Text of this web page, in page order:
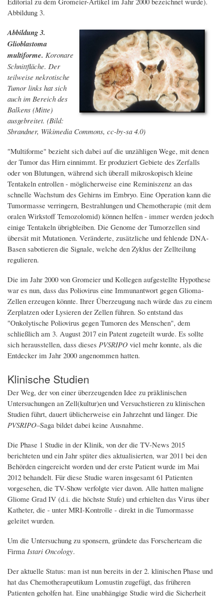
Abbildung 3.
Abbildung 3.
Glioblastoma
multiforme. Koronare
Schnittfläche. Der
teilweise nekrotische
Tumor links hat sich
auch im Bereich des
Balkens (Mitte)
ausgebreitet. (Bild:
Sbrandner, Wikimedia Commons, cc-by-sa 4.0)
"Multiforme" bezieht sich dabei auf die unzähligen Wege, mit denen
der Tumor das Hirn einnimmt. Er produziert Gebiete des Zerfalls
oder von Blutungen, während sich überall mikroskopisch kleine
Tentakeln entrollen - möglicherweise eine Reminiszenz an das
schnelle Wachstum des Gehirns im Embryo. Eine Operation kann die
Tumormasse verringern, Bestrahlungen und Chemotherapie (mit dem
oralen Wirkstoff Temozolomid) können helfen - immer werden jedoch
einige Tentakeln übrigbleiben. Die Genome der Tumorzellen sind
übersät mit Mutationen. Veränderte, zusätzliche und fehlende DNA-
Basen sabotieren die Signale, welche den Zyklus der Zellteilung
regulieren.
Die im Jahr 2000 von Gromeier und Kollegen aufgestellte Hypothese
war es nun, dass das Poliovirus eine Immunantwort gegen Glioma-
Zellen erzeugen könnte. Ihrer Überzeugung nach würde das zu einem
Zerplatzen oder Lysieren der Zellen führen. So entstand das
"Onkolytische Poliovirus gegen Tumoren des Menschen", dem
schließlich am 3. August 2017 ein Patent zugeteilt wurde. Es sollte
sich herausstellen, dass dieses PVSRIPO viel mehr konnte, als die
Entdecker im Jahr 2000 angenommen hatten.
Klinische Studien
Der Weg, der von einer überzeugenden Idee zu präklinischen
Untersuchungen an Zell(kultur)en und Versuchstieren zu klinischen
Studien führt, dauert üblicherweise ein Jahrzehnt und länger. Die
PVSRIPO–Saga bildet dabei keine Ausnahme.
Die Phase 1 Studie in der Klinik, von der die TV-News 2015
berichteten und ein Jahr später dies aktualisierten, war 2011 bei den
Behörden eingereicht worden und der erste Patient wurde im Mai
2012 behandelt. Für diese Studie waren insgesamt 61 Patienten
vorgesehen, die TV-Show verfolgte vier davon. Alle hatten maligne
Gliome Grad IV (d.i. die höchste Stufe) und erhielten das Virus über
Katheter, die - unter MRI-Kontrolle - direkt in die Tumormasse
geleitet wurden.
Um die Untersuchung zu sponsern, gründete das Forscherteam die
Firma Istari Oncology.
Der aktuelle Status: man ist nun bereits in der 2. klinischen Phase und
hat das Chemotherapeutikum Lomustin zugefügt, das früheren
Patienten geholfen hat. Eine unabhängige Studie wird die Sicherheit